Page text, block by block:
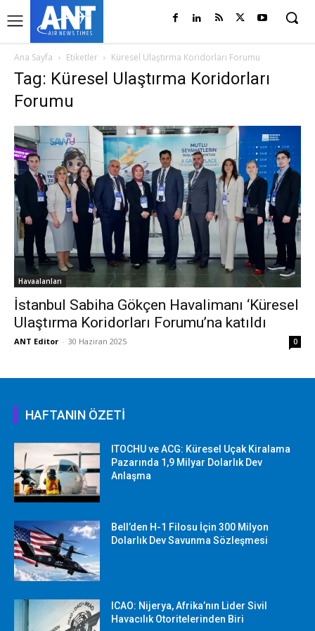
Ana Sayfa Etiketler Küresel Ulaştırma Koridorları Forumu
Tag: Küresel Ulaştırma Koridorları
Forumu
Havaalanları
İstanbul Sabiha Gökçen Havalimanı ‘Küresel
Ulaştırma Koridorları Forumu’na katıldı
ANT Editor - 30 Haziran 2025 0
HAFTANIN ÖZETİ
ITOCHU ve ACG: Küresel Uçak Kiralama
Pazarında 1,9 Milyar Dolarlık Dev
Anlaşma
Bell’den H-1 Filosu İçin 300 Milyon
Dolarlık Dev Savunma Sözleşmesi
ICAO: Nijerya, Afrika’nın Lider Sivil
Havacılık Otoritelerinden Biri